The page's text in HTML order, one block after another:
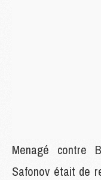
Menagé contre
Safonov était de